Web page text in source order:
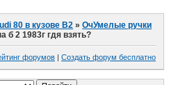
80 в кузове В2 »ОчУмелые ручки
б 2 1983г гдя взять?
форумов | Создать форум бесплатно